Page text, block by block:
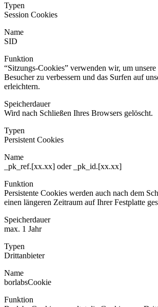
Typen
Session Cookies
Name
SID
Funktion
“Sitzungs-Cookies” verwenden wir, um
Besucher zu verbessern und das Surfen auf
erleichtern.
Speicherdauer
Wird nach Schließen Ihres Browsers gelöscht.
Typen
Persistent Cookies
Name
_pk_ref.[xx.xx] oder _pk_id.[xx.xx]
Funktion
Persistente Cookies werden auch nach dem
einen längeren Zeitraum auf Ihrer Festplatte
Speicherdauer
max. 1 Jahr
Typen
Drittanbieter
Name
borlabsCookie
Funktion